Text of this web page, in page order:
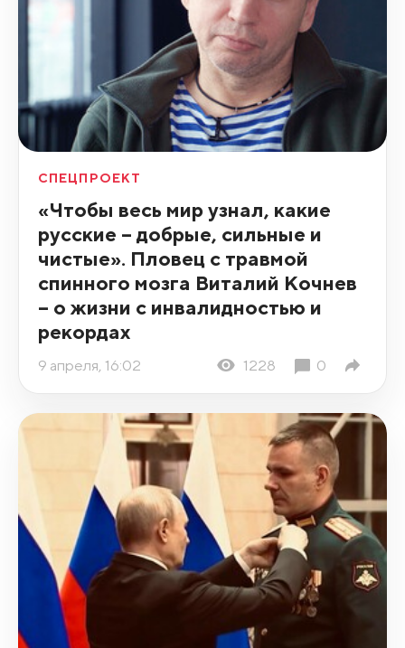
СПЕЦПРОЕКТ
«Чтобы весь мир узнал, какие
русские – добрые, сильные и
чистые». Пловец с травмой
спинного мозга Виталий Кочнев
– о жизни с инвалидностью и
рекордах
9 апреля, 16:02 1228 0